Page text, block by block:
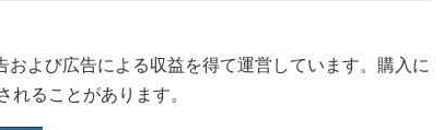
よび広告による収益を得て運営しています。購入に
れることがあります。